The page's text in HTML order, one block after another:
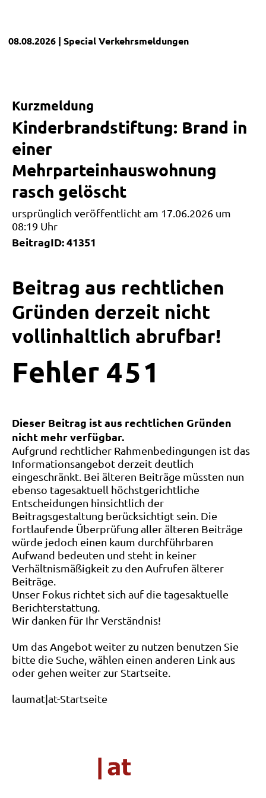
08.08.2026 | SpecialVerkehrsmeldungen
Kurzmeldung
Kinderbrandstiftung: Brand in
einer
Mehrparteinhauswohnung
rasch gelöscht
ursprünglich veröffentlicht am 17.06.2026 um
08:19 Uhr
BeitragID: 41351
Beitrag aus rechtlichen
Gründen derzeit nicht
vollinhaltlich abrufbar!
Fehler 4 5 1
Dieser Beitrag ist aus rechtlichen Gründen
nicht mehr verfügbar.
Aufgrund rechtlicher Rahmenbedingungen ist das
Informationsangebot derzeit deutlich
eingeschränkt. Bei älteren Beiträge müssten nun
ebenso tagesaktuell höchstgerichtliche
Entscheidungen hinsichtlich der
Beitragsgestaltung berücksichtigt sein. Die
fortlaufende Überprüfung aller älteren Beiträge
würde jedoch einen kaum durchführbaren
Aufwand bedeuten und steht in keiner
Verhältnismäßigkeit zu den Aufrufen älterer
Beiträge.
Unser Fokus richtet sich auf die tagesaktuelle
Berichterstattung.
Wir danken für Ihr Verständnis!
Um das Angebot weiter zu nutzen benutzen Sie
bitte die Suche, wählen einen anderen Link aus
oder gehen weiter zur Startseite.
laumat|at-Startseite